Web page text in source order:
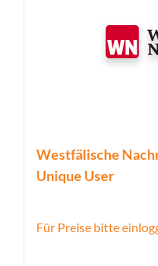
Westfälische
Unique User
Für Preise bitte